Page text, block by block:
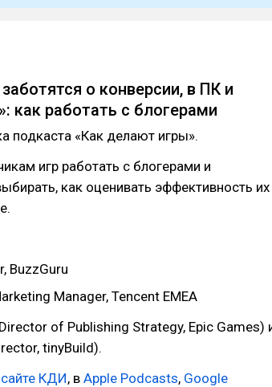
о конверсии, в ПК и
как работать с блогерами
подкаста «Как делают игры».
игр работать с блогерами и
как оценивать эффективность их
BuzzGuru
Manager, Tencent EMEA
of Publishing Strategy, Epic Games)
tinyBuild).
сайте КДИ, в Apple Podcasts, Google